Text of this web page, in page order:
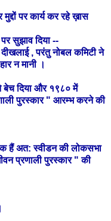
पर कार्य कर रहे ख़ास
सुझाव दिया --
दीखलाई , परंतु नोबल कमिटी ने
न मानी ।
दिया और १९८० में
पुरस्कार " आरम्भ करने की
हैं अत: स्वीडन की लोकसभा
प्रणाली पुरस्कार " की